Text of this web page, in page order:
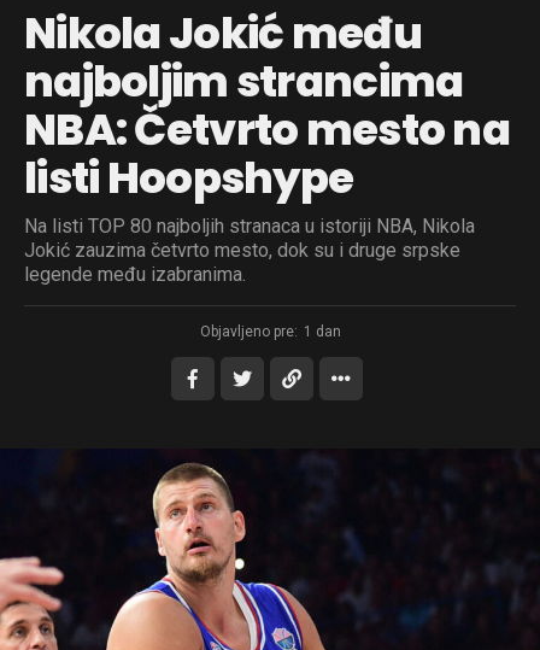
Nikola Jokić među
najboljim strancima
NBA: Četvrto mesto na
listi Hoopshype
Na listi TOP 80 najboljih stranaca u istoriji NBA, Nikola
Jokić zauzima četvrto mesto, dok su i druge srpske
legende među izabranima.
Objavljeno pre: 1 dan